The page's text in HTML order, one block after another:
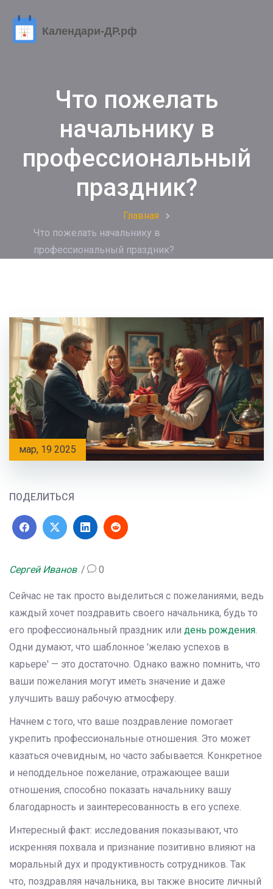
Что пожелать
начальнику в
профессиональный
праздник?
Главная
Что пожелать начальнику в
профессиональный праздник?
мар, 19 2025
ПОДЕЛИТЬСЯ
Сергей Иванов 0
Сейчас не так просто выделиться с пожеланиями, ведь
каждый хочет поздравить своего начальника, будь то
его профессиональный праздник или день рождения.
Одни думают, что шаблонное 'желаю успехов в
карьере' — это достаточно. Однако важно помнить, что
ваши пожелания могут иметь значение и даже
улучшить вашу рабочую атмосферу.
Начнем с того, что ваше поздравление помогает
укрепить профессиональные отношения. Это может
казаться очевидным, но часто забывается. Конкретное
и неподдельное пожелание, отражающее ваши
отношения, способно показать начальнику вашу
благодарность и заинтересованность в его успехе.
Интересный факт: исследования показывают, что
искренняя похвала и признание позитивно влияют на
моральный дух и продуктивность сотрудников. Так
что, поздравляя начальника, вы также вносите личный